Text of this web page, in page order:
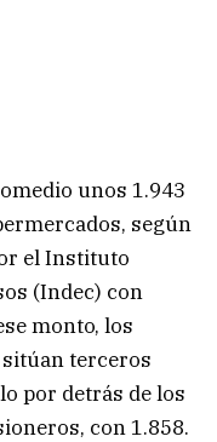
unos 1.943
según
el Instituto
(Indec) con
monto, los
terceros
por detrás de los
con 1.858.